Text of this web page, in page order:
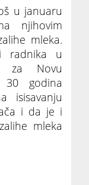
u januaru
njihovim
mleka.
radnika u
za Novu
godina
isisavanju
i da je i
mleka